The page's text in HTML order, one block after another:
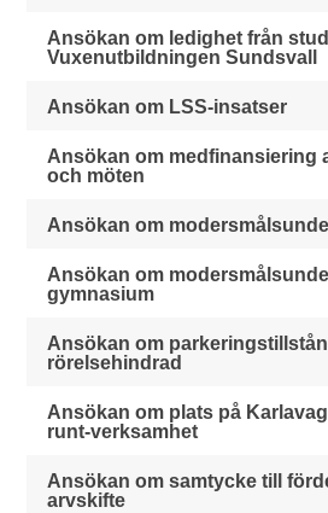
Ansökan om ledighet från
Vuxenutbildningen Sundsvall
Ansökan om LSS-insatser
Ansökan om medfinansiering
och möten
Ansökan om
Ansökan om
gymnasium
Ansökan om
rörelsehindrad
Ansökan om plats på
runt-verksamhet
Ansökan om samtycke till
arvskifte